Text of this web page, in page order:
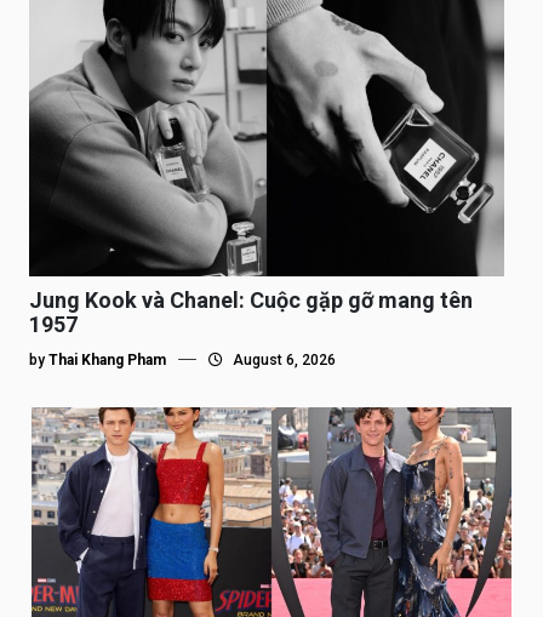
Jung Kook và Chanel: Cuộc gặp gỡ mang tên
1957
by Thai Khang Pham August 6, 2026